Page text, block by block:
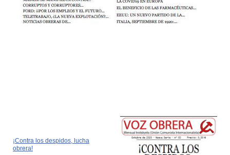
¡Contra los despidos, lucha
obrera!